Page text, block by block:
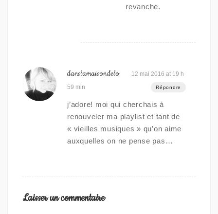
revanche.
danslamaisondelo
12 mai 2016 at 19 h
59 min
Répondre
j’adore! moi qui cherchais à
renouveler ma playlist et tant de
« vieilles musiques » qu’on aime
auxquelles on ne pense pas…
Laisser un commentaire